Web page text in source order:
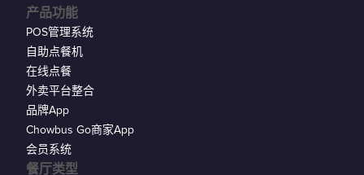
产品功能
POS管理系统
自助点餐机
在线点餐
外卖平台整合
品牌App
Chowbus Go商家App
会员系统
餐厅类型